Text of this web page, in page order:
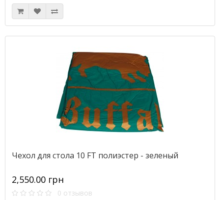
Чехол для стола 10 FT полиэстер - зеленый
2,550.00 грн
0 отзывов